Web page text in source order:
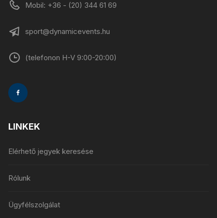
Mobil: +36 - (20) 344 61 69
sport@dynamicevents.hu
(telefonon H-V 9:00-20:00)
LINKEK
Elérhető jegyek keresése
Rólunk
Ügyfélszolgálat